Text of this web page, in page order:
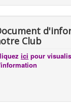
Club
ici pour